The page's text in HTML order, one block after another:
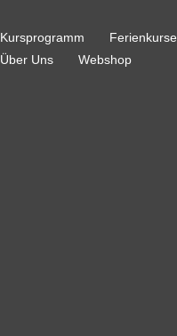
Kursprogramm Ferienkurse
Über Uns
Webshop